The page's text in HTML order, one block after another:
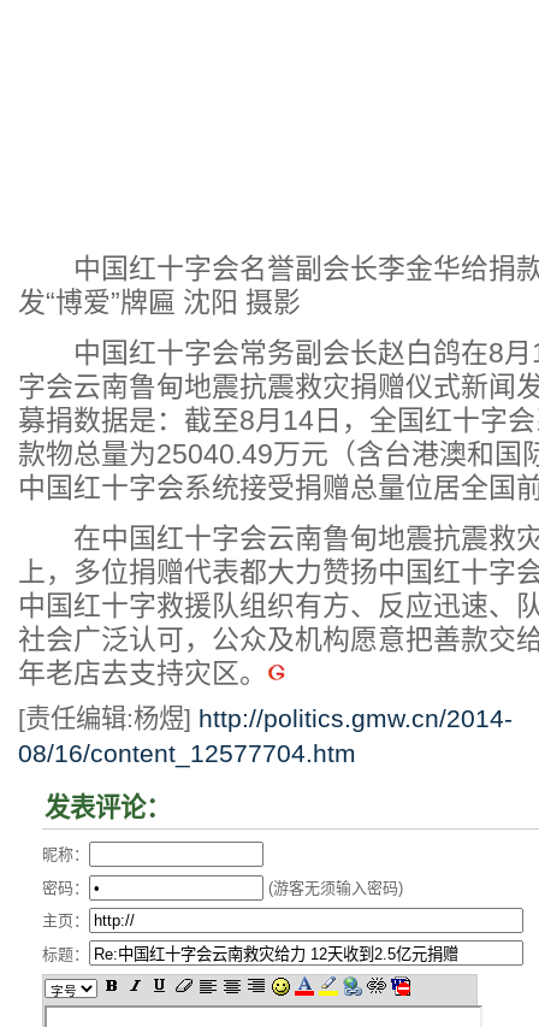
中国红十字会名誉副会长李金华给捐
发“博爱”牌匾 沈阳 摄影
中国红十字会常务副会长赵白鸽在8月
字会云南鲁甸地震抗震救灾捐赠仪式新闻
募捐数据是：截至8月14日，全国红十字
款物总量为25040.49万元（含台港澳和国
中国红十字会系统接受捐赠总量位居全国
在中国红十字会云南鲁甸地震抗震救
上，多位捐赠代表都大力赞扬中国红十字
中国红十字救援队组织有方、反应迅速、
社会广泛认可，公众及机构愿意把善款交
年老店去支持灾区。
[责任编辑:杨煜] http://politics.gmw.cn/2014-
08/16/content_12577704.htm
发表评论：
昵称：
密码：
(游客无须输入密码)
主页：
标题：